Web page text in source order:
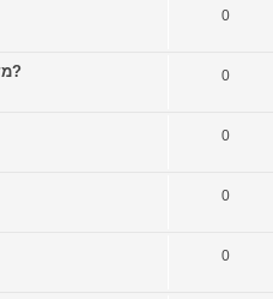
0
[colbonews.co.il] מדוע הופסקה חלוקת הקופונים לספרים דיגיטליים בספריות העירוניות? 0
0
0
0